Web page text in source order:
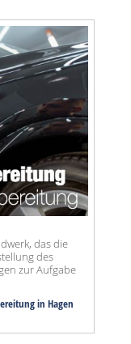
das die
des
zur Aufgabe
in Hagen